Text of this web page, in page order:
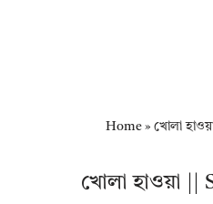
Home» খোলা
খোলা হাওয়া ||